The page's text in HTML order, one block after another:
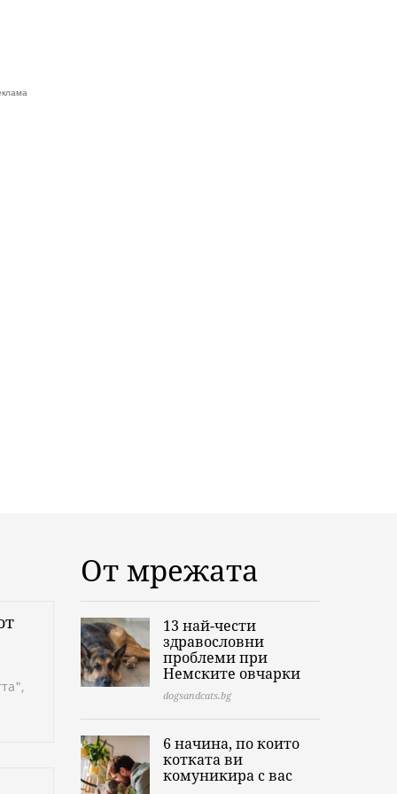
От мрежата
13 най-чести
здравословни
проблеми при
Немските овчарки
dogsandcats.bg
6 начина, по които
котката ви
комуникира с вас